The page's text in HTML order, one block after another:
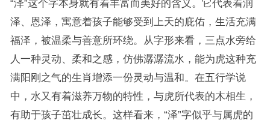
“泽”这个字本身就有着丰富而美好的含义。它代表着润
泽、恩泽，寓意着孩子能够受到上天的庇佑，生活充满
福泽，被温柔与善意所环绕。从字形来看，三点水旁给
人一种灵动、柔和之感，仿佛潺潺流水，能为虎这种充
满阳刚之气的生肖增添一份灵动与温和。在五行学说
中，水又有着滋养万物的特性，与虎所代表的木相生，
有助于孩子茁壮成长。这样看来，“泽”字似乎与属虎的